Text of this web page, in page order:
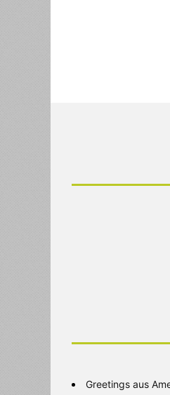
Greetings aus